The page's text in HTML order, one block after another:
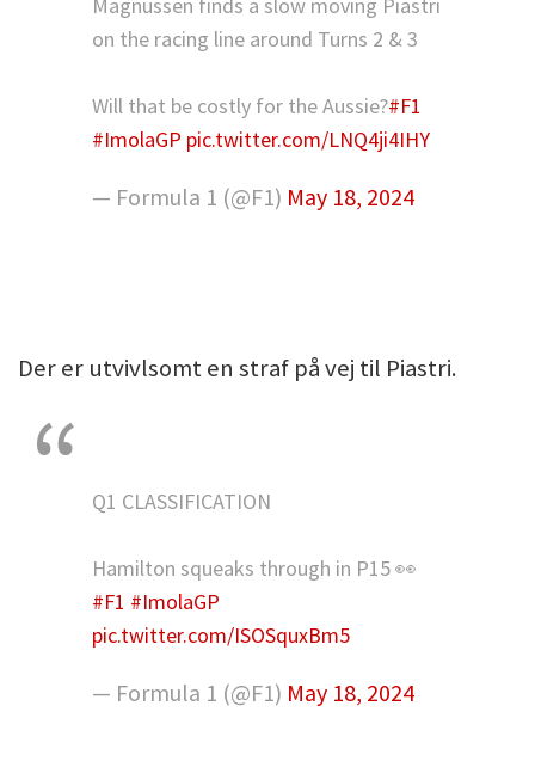
Magnussen finds a slow moving Piastri
on the racing line around Turns 2 & 3
Will that be costly for the Aussie?#F1
#ImolaGP pic.twitter.com/LNQ4ji4IHY
— Formula 1 (@F1) May 18, 2024
Der er utvivlsomt en straf på vej til Piastri.
Q1 CLASSIFICATION
Hamilton squeaks through in P15 👀
#F1 #ImolaGP
pic.twitter.com/ISOSquxBm5
— Formula 1 (@F1) May 18, 2024